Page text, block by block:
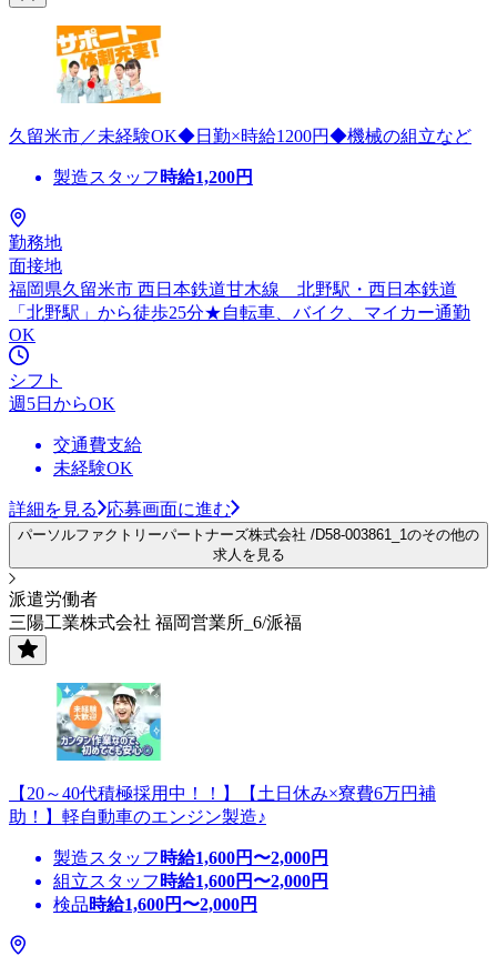
久留米市／未経験OK◆日勤×時給1200円◆機械の組立など
製造スタッフ 時給1,200円
勤務地
面接地
福岡県久留米市 西日本鉄道甘木線 北野駅・西日本鉄道
「北野駅」から徒歩25分★自転車、バイク、マイカー通勤
OK
シフト
週5日からOK
交通費支給
未経験OK
詳細を見る 応募画面に進む
パーソルファクトリーパートナーズ株式会社 /D58-003861_1のその他の
求人を見る
派遣労働者
三陽工業株式会社 福岡営業所_6/派福
【20～40代積極採用中！！】【土日休み×寮費6万円補
助！】軽自動車のエンジン製造♪
製造スタッフ 時給1,600円〜2,000円
組立スタッフ 時給1,600円〜2,000円
検品時給1,600円〜2,000円